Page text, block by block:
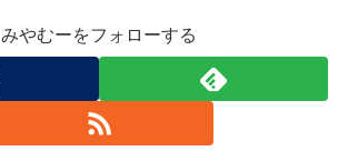
みやむーをフォローする